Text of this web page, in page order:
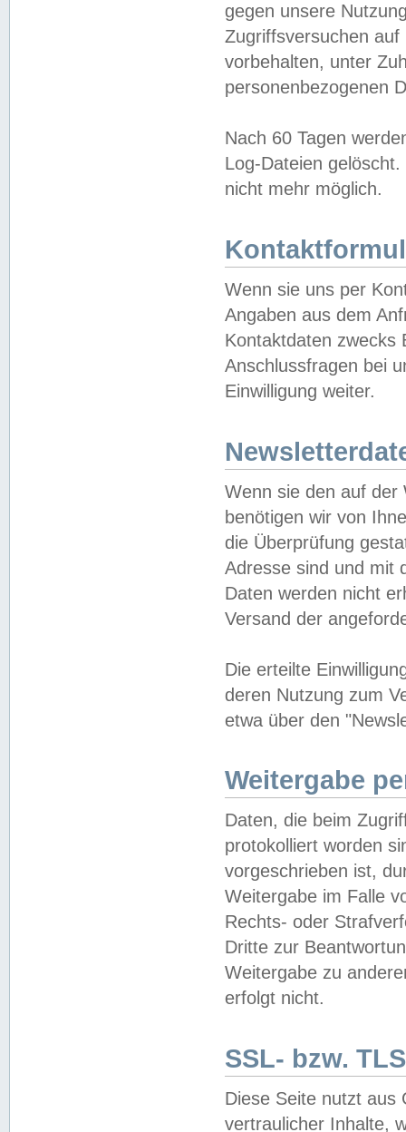
gegen unsere
Zugriffsversuchen
vorbehalten, unter
personenbezogenen
Nach 60 Tagen
Log-Dateien
nicht mehr möglich.
Wenn sie uns per
Angaben aus dem
Kontaktdaten zwecks
Anschlussfragen bei
Einwilligung weiter.
Wenn sie den auf der
benötigen wir von
die Überprüfung
Adresse sind und mit
Daten werden nicht
Versand der
Die erteilte
deren Nutzung zum
etwa über den
Weitergabe
Daten, die beim
protokolliert worden
vorgeschrieben ist,
Weitergabe im Falle
Rechts- oder
Dritte zur
Weitergabe zu
erfolgt nicht.
SSL- bzw.
Diese Seite nutzt aus
vertraulicher Inhalte,